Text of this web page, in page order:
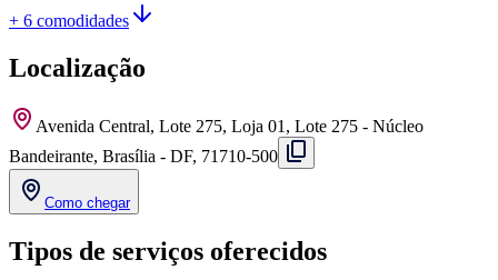
+ 6 comodidades
Localização
Avenida Central, Lote 275, Loja 01, Lote 275 - Núcleo
Bandeirante, Brasília - DF, 71710-500
Como chegar
Tipos de serviços oferecidos